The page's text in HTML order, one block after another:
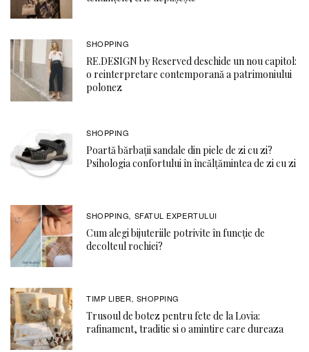
SHOPPING
RE.DESIGN by Reserved deschide un nou capitol:
o reinterpretare contemporană a patrimoniului
polonez
SHOPPING
Poartă bărbații sandale din piele de zi cu zi?
Psihologia confortului în încălțămintea de zi cu zi
SHOPPING, SFATUL EXPERTULUI
Cum alegi bijuteriile potrivite în funcție de
decolteul rochiei?
TIMP LIBER, SHOPPING
Trusoul de botez pentru fete de la Lovia:
rafinament, traditie si o amintire care dureaza